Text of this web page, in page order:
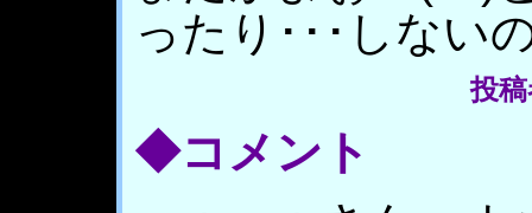
ったり･･･しない
投
◆コメント